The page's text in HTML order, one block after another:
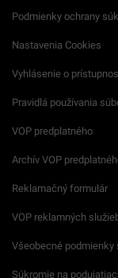
Podmienky ochrany
Nastavenia Cookies
Vyhlásenie o
Pravidlá používania
VOP predplatného
Archív VOP
Reklamačný formulár
VOP reklamných
Všeobecné podmienky
Súkromie na